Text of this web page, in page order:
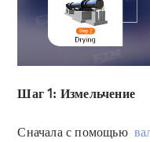
Шаг 1: Измельчение
Сначала с помощью